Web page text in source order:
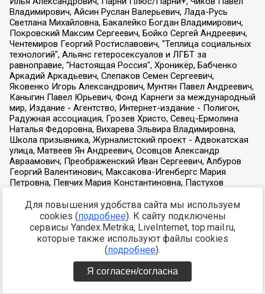
Для повышения удобства сайта мы используем
cookies (подробнее). К сайту подключены
сервисы Yandex.Metrika, LiveInternet, top.mail.ru,
которые также используют файлы cookies
(подробнее).
Я согласен/согласна